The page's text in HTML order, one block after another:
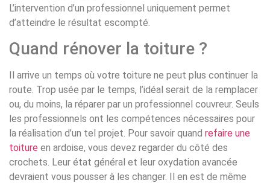
L’intervention d’un professionnel uniquement permet
d’atteindre le résultat escompté.
Quand rénover la toiture ?
Il arrive un temps où votre toiture ne peut plus continuer la
route. Trop usée par le temps, l’idéal serait de la remplacer
ou, du moins, la réparer par un professionnel couvreur. Seuls
les professionnels ont les compétences nécessaires pour
la réalisation d’un tel projet. Pour savoir quand refaire une
toiture en ardoise, vous devez regarder du côté des
crochets. Leur état général et leur oxydation avancée
devraient vous pousser à les changer. Il en est de même